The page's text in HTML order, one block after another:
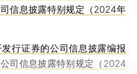
信息披露特别规定（2024年
发行证券的公司信息披露编报
司信息披露特别规定（2024